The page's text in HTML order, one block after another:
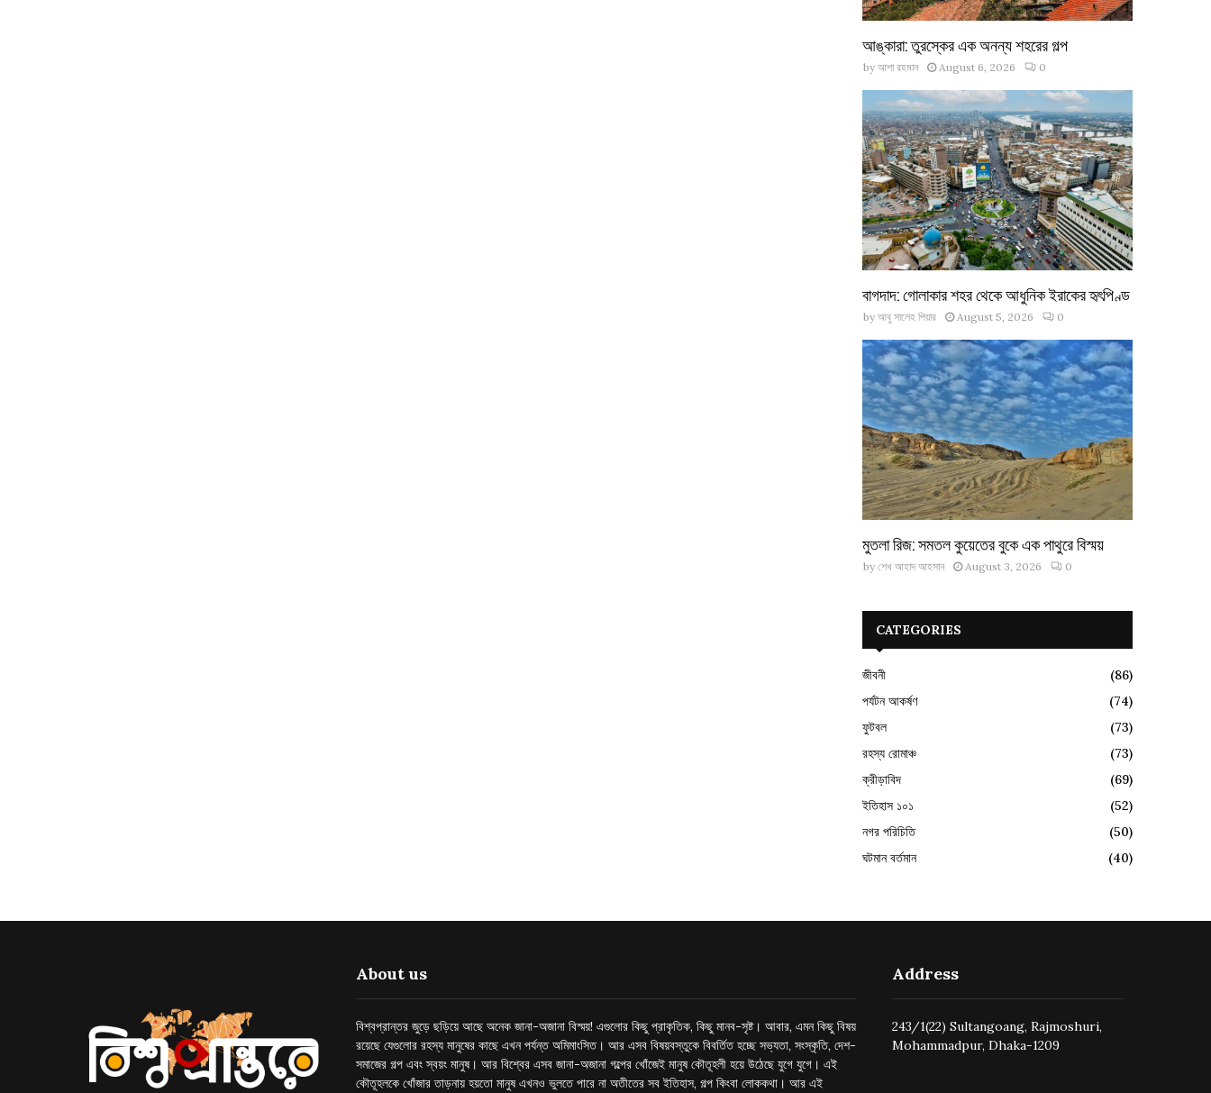
আঙ্কারা: তুরস্কের এক অনন্য শহরের গল্প
by আশা রহমান August 6, 2026 0
বাগদাদ: গোলাকার শহর থেকে আধুনিক ইরাকের হৃৎপিণ্ড
by আবু সালেহ পিয়ার August 5, 2026 0
মুতলা রিজ: সমতল কুয়েতের বুকে এক পাথুরে বিস্ময়
by শেখ আহাদ আহসান August 3, 2026 0
CATEGORIES
জীবনী
(86)
পর্যটন আকর্ষণ
(74)
ফুটবল
(73)
রহস্য রোমাঞ্চ
(73)
ক্রীড়াবিদ
(69)
ইতিহাস ১০১
(52)
নগর পরিচিতি
(50)
ঘটমান বর্তমান
(40)
About us
বিশ্বপ্রান্তর জুড়ে ছড়িয়ে আছে অনেক জানা-অজানা বিস্ময়! এগুলোর কিছু প্রাকৃতিক, কিছু মানব-সৃষ্ট। আবার, এমন কিছু বিষয়
রয়েছে যেগুলোর রহস্য মানুষের কাছে এখন পর্যন্ত অমিমাংসিত। আর এসব বিষয়বস্তুকে বিবর্তিত হচ্ছে সভ্যতা, সংস্কৃতি, দেশ-
সমাজের গল্প এবং স্বয়ং মানুষ। আর বিশ্বের এসব জানা-অজানা গল্পের খোঁজেই মানুষ কৌতূহলী হয়ে উঠেছে যুগে যুগে। এই
কৌতূহলকে খোঁজার তাড়নায় হয়তো মানুষ এখনও ভুলতে পারে না অতীতের সব ইতিহাস, গল্প কিংবা লোককথা। আর এই
Address
243/1(22) Sultangoang, Rajmoshuri,
Mohammadpur, Dhaka-1209